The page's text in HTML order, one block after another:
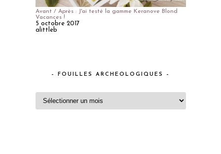
Avant / Après : J'ai testé la gamme Keranove Blond
Vacances !
5 octobre 2017
alittleb
– FOUILLES ARCHEOLOGIQUES –